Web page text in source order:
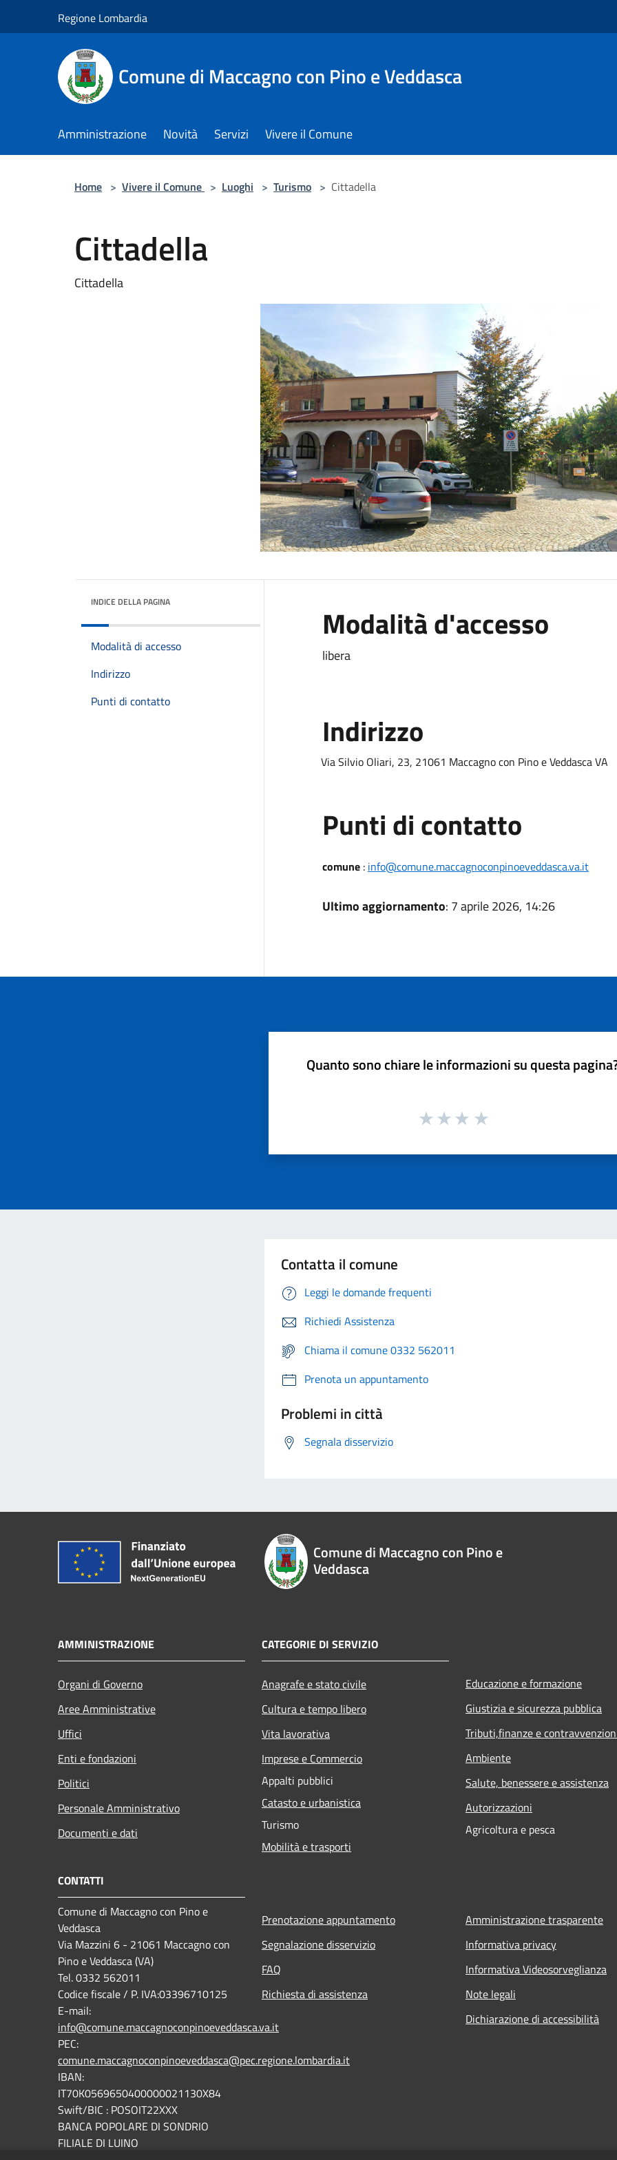
Regione Lombardia
Comune di Maccagno con Pino e Veddasca
Amministrazione Novità Servizi Vivere il Comune
Home > Vivere il Comune > Luoghi > Turismo > Cittadella
Cittadella
Cittadella
INDICE DELLA PAGINA
Modalità di accesso
Indirizzo
Punti di contatto
Modalità d'accesso
libera
Indirizzo
Via Silvio Oliari, 23, 21061 Maccagno con Pino e Veddasca VA
Punti di contatto
comune: info@comune.maccagnoconpinoeveddasca.va.it
Ultimo aggiornamento: 7 aprile 2026, 14:26
Quanto sono chiare le informazioni su questa
Contatta il comune
Leggi le domande frequenti
Richiedi Assistenza
Chiama il comune 0332 562011
Prenota un appuntamento
Problemi in città
Segnala disservizio
Comune di Maccagno con Pino e
Veddasca
AMMINISTRAZIONE
Organi di Governo
Aree Amministrative
Uffici
Enti e fondazioni
Politici
Personale Amministrativo
Documenti e dati
CATEGORIE DI SERVIZIO
Anagrafe e stato civile
Cultura e tempo libero
Vita lavorativa
Imprese e Commercio
Appalti pubblici
Catasto e urbanistica
Turismo
Mobilità e trasporti
Educazione e formazione
Giustizia e sicurezza pubblica
Tributi,finanze e
Ambiente
Salute, benessere e assistenza
Autorizzazioni
Agricoltura e pesca
CONTATTI
Comune di Maccagno con Pino e
Veddasca
Via Mazzini 6 - 21061 Maccagno con
Pino e Veddasca (VA)
Tel. 0332 562011
Codice fiscale / P. IVA:03396710125
E-mail:
info@comune.maccagnoconpinoeveddasca.va.it
PEC:
comune.maccagnoconpinoeveddasca@pec.regione.lombardia.it
IBAN:
IT70K0569650400000021130X84
Swift/BIC : POSOIT22XXX
BANCA POPOLARE DI SONDRIO
FILIALE DI LUINO
Prenotazione appuntamento
Segnalazione disservizio
FAQ
Richiesta di assistenza
Amministrazione trasparente
Informativa privacy
Informativa Videosorveglianza
Note legali
Dichiarazione di accessibilità